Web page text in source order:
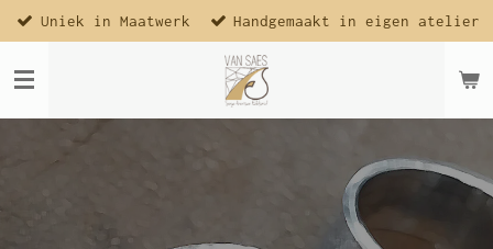
Ga
direct
naar
de
hoofdinhoud
Uniek in Maatwerk Handgemaakt in eigen atelier